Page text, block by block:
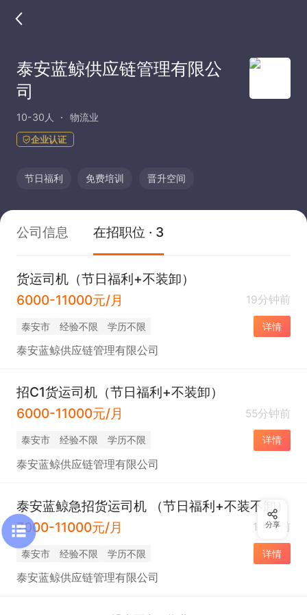
泰安蓝鲸供应链管理有限公
司
10-30人 物流业
企业认证
节日福利 免费培训 晋升空间
公司信息 在招职位 · 3
货运司机（节日福利+不装卸）
6000-11000元/月
19分钟前
泰安市 经验不限 学历不限 详情
泰安蓝鲸供应链管理有限公司
招C1货运司机（节日福利+不装卸）
6000-11000元/月
55分钟前
泰安市 经验不限 学历不限 详情
泰安蓝鲸供应链管理有限公司
泰安蓝鲸急招货运司机 （节日福利+不装不卸）
7000-11000元/月
1小时前
泰安市 经验不限 学历不限 详情
泰安蓝鲸供应链管理有限公司
分享